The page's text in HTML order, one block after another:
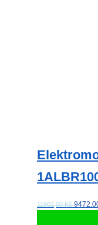
11902,00 Kč